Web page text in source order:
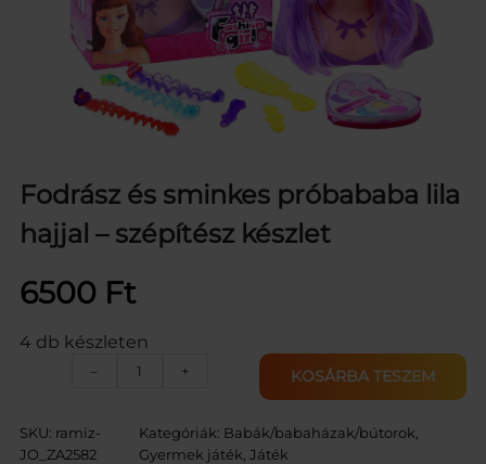
Fodrász és sminkes próbababa lila
hajjal – szépítész készlet
6500 Ft
4 db készleten
–
F
r
á
+ KOSÁRBA TESZEM
SKU: ramiz-
JO_ZA2582
Kategóriák: Babák/babaházak/bútorok
Gyermek játék , Játék